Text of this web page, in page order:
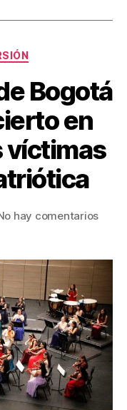
Bogotá
en
víctimas
hay comentariosen
de
en
a